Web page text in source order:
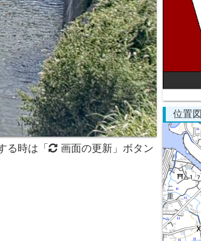
る時は「
画面の更新」ボタン
位置図